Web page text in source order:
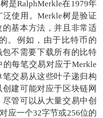
是RalphMerkle在1979年
使用。Merkle树是验证
基本方法，并且非常适
。例如，由于比特币的
不需要下载所有的比特
每笔交易对应于Merkle
交易从这些叶子递归构
建可能对应于区块链网
管可以从大量交易中创
应一个32字节或256位的